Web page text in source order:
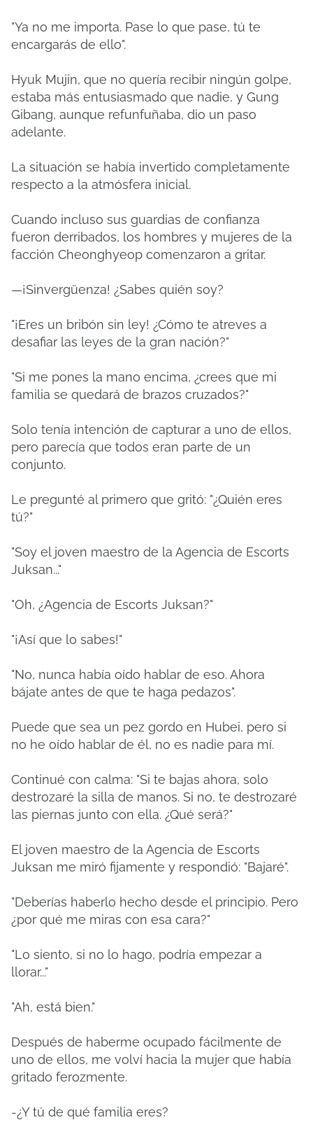
"Ya no me importa. Pase lo que pase, tú te
encargarás de ello".
Hyuk Mujin, que no quería recibir ningún golpe,
estaba más entusiasmado que nadie, y Gung
Gibang, aunque refunfuñaba, dio un paso
adelante.
La situación se había invertido completamente
respecto a la atmósfera inicial.
Cuando incluso sus guardias de confianza
fueron derribados, los hombres y mujeres de la
facción Cheonghyeop comenzaron a gritar.
—¡Sinvergüenza! ¿Sabes quién soy?
"¡Eres un bribón sin ley! ¿Cómo te atreves a
desafiar las leyes de la gran nación?"
"Si me pones la mano encima, ¿crees que mi
familia se quedará de brazos cruzados?"
Solo tenía intención de capturar a uno de ellos,
pero parecía que todos eran parte de un
conjunto.
Le pregunté al primero que gritó: "¿Quién eres
tú?"
"Soy el joven maestro de la Agencia de Escorts
Juksan..."
"Oh, ¿Agencia de Escorts Juksan?"
"¡Así que lo sabes!"
"No, nunca había oído hablar de eso. Ahora
bájate antes de que te haga pedazos".
Puede que sea un pez gordo en Hubei, pero si
no he oído hablar de él, no es nadie para mí.
Continué con calma: "Si te bajas ahora, solo
destrozaré la silla de manos. Si no, te destrozaré
las piernas junto con ella. ¿Qué será?"
El joven maestro de la Agencia de Escorts
Juksan me miró fijamente y respondió: "Bajaré".
"Deberías haberlo hecho desde el principio. Pero
¿por qué me miras con esa cara?"
"Lo siento, si no lo hago, podría empezar a
llorar..."
"Ah, está bien."
Después de haberme ocupado fácilmente de
uno de ellos, me volví hacia la mujer que había
gritado ferozmente.
-¿Y tú de qué familia eres?